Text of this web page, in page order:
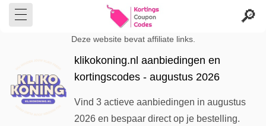
Deze website bevat affiliate links.
klikokoning.nl aanbiedingen en
kortingscodes - augustus 2026
Vind 3 actieve aanbiedingen in augustus
2026 en bespaar direct op je bestelling.